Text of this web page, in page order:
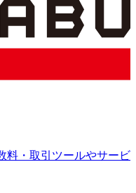
料・取引ツールやサービ